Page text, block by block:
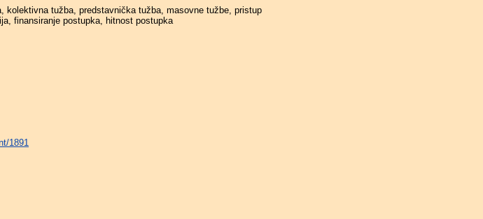
kolektivna tužba, predstavnička tužba, masovne tužbe, pristup
finansiranje postupka, hitnost postupka
1891